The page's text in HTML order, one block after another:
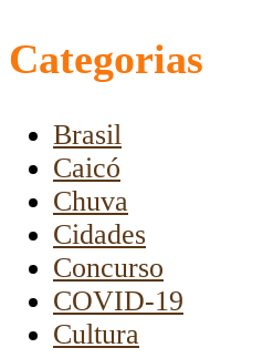
Categorias
Brasil
Caicó
Chuva
Cidades
Concurso
COVID-19
Cultura